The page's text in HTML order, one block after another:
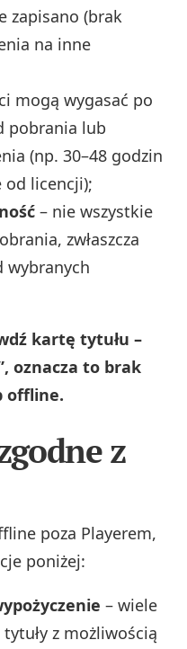
zapisano (brak
na inne
mogą wygasać po
pobrania lub
(np. 30–48 godzin
od licencji);
– nie wszystkie
zwłaszcza
wybranych
kartę tytułu –
oznacza to brak
offline.
z
poza Playerem,
poniżej:
– wiele
z możliwością